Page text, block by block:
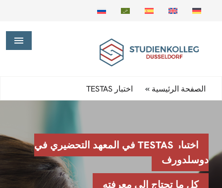
الصفحة الرئيسية » اختبار TESTAS
اختبار TESTAS في المعهد التحضيري في
دوسلدورف
كل ما تحتاج إلى معرفته